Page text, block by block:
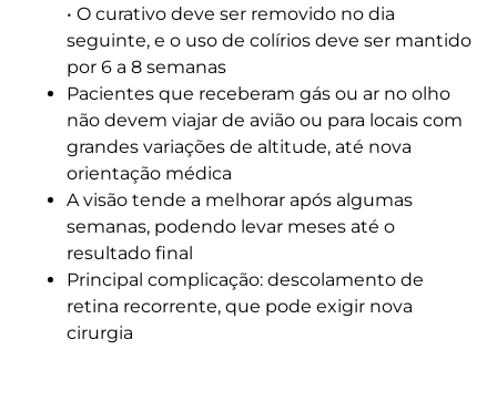
• O curativo deve ser removido no dia
seguinte, e o uso de colírios deve ser mantido
por 6 a 8 semanas
Pacientes que receberam gás ou ar no olho
não devem viajar de avião ou para locais com
grandes variações de altitude, até nova
orientação médica
A visão tende a melhorar após algumas
semanas, podendo levar meses até o
resultado final
Principal complicação: descolamento de
retina recorrente, que pode exigir nova
cirurgia